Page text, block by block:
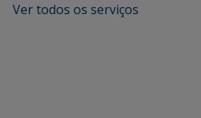
Ver todos os serviços